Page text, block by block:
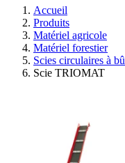
Accueil
Produits
Matériel agricole
Matériel forestier
Scies circulaires à
Scie TRIOMAT